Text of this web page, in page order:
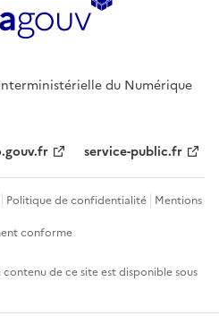
du Numérique
service-public.fr
Politique de confidentialité Mentions
conforme
de ce site est disponible sous